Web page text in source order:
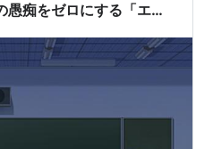
痴をゼロにする「エネ